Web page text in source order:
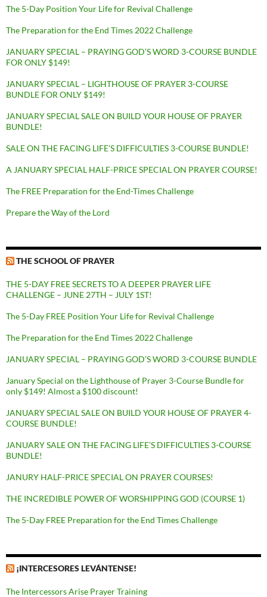
The 5-Day Position Your Life for Revival Challenge
The Preparation for the End Times 2022 Challenge
JANUARY SPECIAL – PRAYING GOD’S WORD 3-COURSE BUNDLE
FOR ONLY $149!
JANUARY SPECIAL – LIGHTHOUSE OF PRAYER 3-COURSE
BUNDLE FOR ONLY $149!
JANUARY SPECIAL SALE ON BUILD YOUR HOUSE OF PRAYER
BUNDLE!
SALE ON THE FACING LIFE’S DIFFICULTIES 3-COURSE BUNDLE!
A JANUARY SPECIAL HALF-PRICE SPECIAL ON PRAYER COURSE!
The FREE Preparation for the End-Times Challenge
Prepare the Way of the Lord
THE SCHOOL OF PRAYER
THE 5-DAY FREE SECRETS TO A DEEPER PRAYER LIFE
CHALLENGE – JUNE 27TH – JULY 1ST!
The 5-Day FREE Position Your Life for Revival Challenge
The Preparation for the End Times 2022 Challenge
JANUARY SPECIAL – PRAYING GOD’S WORD 3-COURSE BUNDLE
January Special on the Lighthouse of Prayer 3-Course Bundle for
only $149! Almost a $100 discount!
JANUARY SPECIAL SALE ON BUILD YOUR HOUSE OF PRAYER 4-
COURSE BUNDLE!
JANUARY SALE ON THE FACING LIFE’S DIFFICULTIES 3-COURSE
BUNDLE!
JANURY HALF-PRICE SPECIAL ON PRAYER COURSES!
THE INCREDIBLE POWER OF WORSHIPPING GOD (COURSE 1)
The 5-Day FREE Preparation for the End Times Challenge
¡INTERCESORES LEVÁNTENSE!
The Intercessors Arise Prayer Training